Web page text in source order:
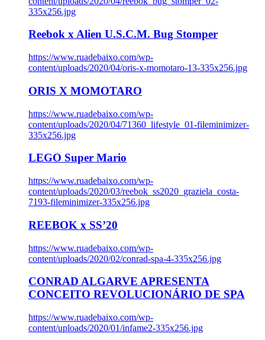
335x256.jpg
Reebok x Alien U.S.C.M. Bug Stomper
https://www.ruadebaixo.com/wp-
content/uploads/2020/04/oris-x-momotaro-13-335x256.jpg
ORIS X MOMOTARO
https://www.ruadebaixo.com/wp-
content/uploads/2020/04/71360_lifestyle_01-fileminimizer-
335x256.jpg
LEGO Super Mario
https://www.ruadebaixo.com/wp-
content/uploads/2020/03/reebok_ss2020_graziela_costa-
7193-fileminimizer-335x256.jpg
REEBOK x SS’20
https://www.ruadebaixo.com/wp-
content/uploads/2020/02/conrad-spa-4-335x256.jpg
CONRAD ALGARVE APRESENTA
CONCEITO REVOLUCIONÁRIO DE SPA
https://www.ruadebaixo.com/wp-
content/uploads/2020/01/infame2-335x256.jpg